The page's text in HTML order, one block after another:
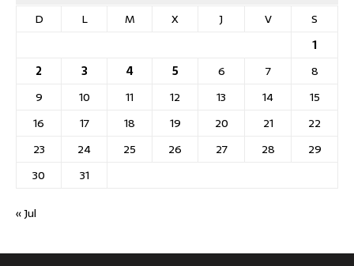
D
L M X J V
S
1
2
3 4 5 6 7
8
9
10 11 12 13 14
15
16
17 18 19 20 21
22
23
24 25 26 27 28
29
30
31
« Jul